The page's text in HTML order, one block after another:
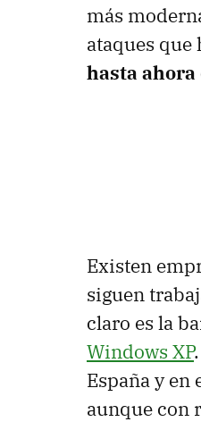
más
ataques que
hasta
Existen
siguen
claro es la
Windows XP
España y en
aunque con